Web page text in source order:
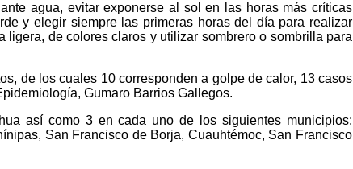
agua, evitar exponerse al sol en las horas más críticas
y elegir siempre las primeras horas del día para realizar
de colores claros y utilizar sombrero o sombrilla para
de los cuales 10 corresponden a golpe de calor, 13 casos
Gumaro Barrios Gallegos.
así como 3 en cada uno de los siguientes municipios:
San Francisco de Borja, Cuauhtémoc, San Francisco